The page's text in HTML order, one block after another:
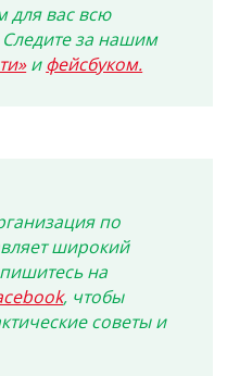
для вас всю
за нашим
ифейсбуком.
по
широкий
на
, чтобы
советы и